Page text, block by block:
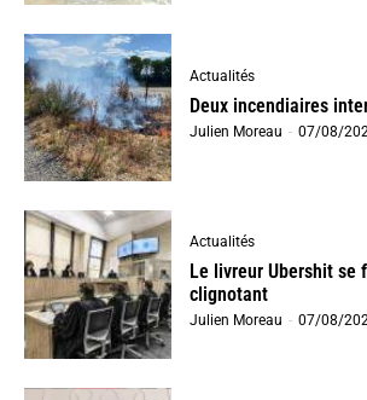
Actualités
Deux incendiaires
Julien Moreau - 07/08/
Actualités
Le livreur Ubershit se
clignotant
Julien Moreau - 07/08/